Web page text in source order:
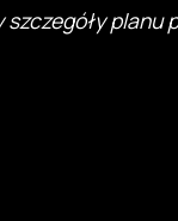
planu